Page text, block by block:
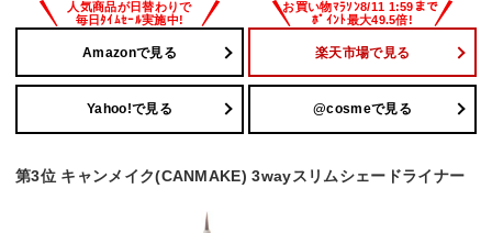
Amazonで見る 楽天市場で見る
Yahoo!で見る @cosmeで見る
第3位 キャンメイク(CANMAKE) 3wayスリムシェードライナー